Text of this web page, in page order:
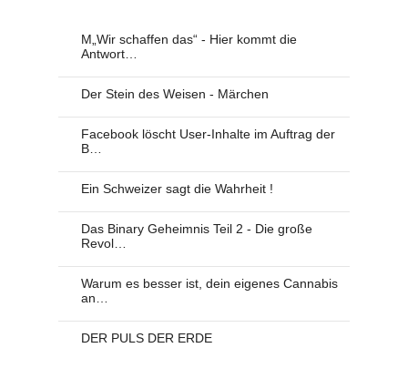
M„Wir schaffen das“ - Hier kommt die
Antwort…
Der Stein des Weisen - Märchen
Facebook löscht User-Inhalte im Auftrag der
B…
Ein Schweizer sagt die Wahrheit !
Das Binary Geheimnis Teil 2 - Die große
Revol…
Warum es besser ist, dein eigenes Cannabis
an…
DER PULS DER ERDE